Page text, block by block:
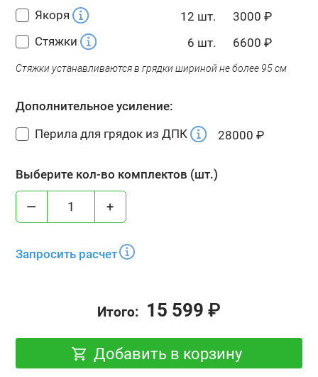
Якоря
12 шт. 3000 ₽
Стяжки
6 шт. 6600 ₽
Стяжки устанавливаются в грядки шириной не более 95 см
Дополнительное усиление:
Перила для грядок из ДПК
28000 ₽
Выберите кол-во комплектов (шт.)
— +
Запросить расчет
Итого: 15 599 ₽
Добавить в корзину